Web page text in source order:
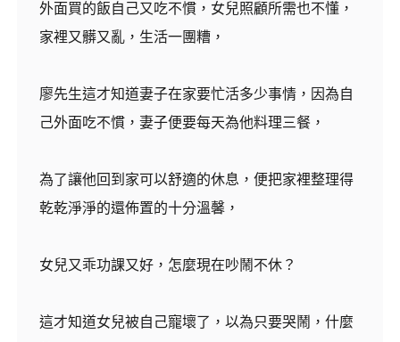
外面買的飯自己又吃不慣，女兒照顧所需也不懂，
家裡又髒又亂，生活一團糟，
廖先生這才知道妻子在家要忙活多少事情，因為自
己外面吃不慣，妻子便要每天為他料理三餐，
為了讓他回到家可以舒適的休息，便把家裡整理得
乾乾淨淨的還佈置的十分溫馨，
女兒又乖功課又好，怎麼現在吵鬧不休？
這才知道女兒被自己寵壞了，以為只要哭鬧，什麼